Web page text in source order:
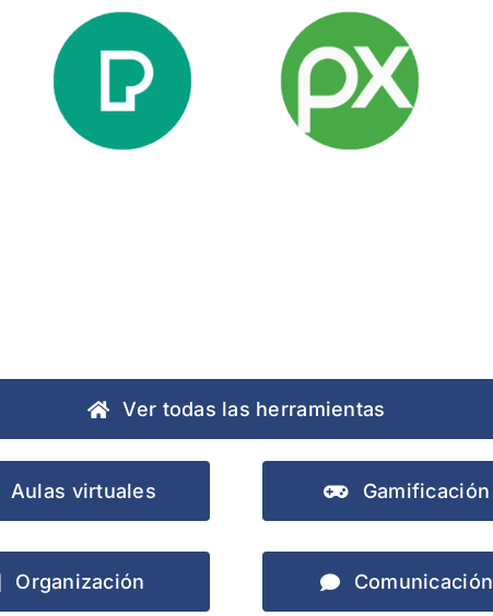
Pexels Pixabay
Ver todas las herramientas
Aulas virtuales
Organización
Gamificación
Comunicación